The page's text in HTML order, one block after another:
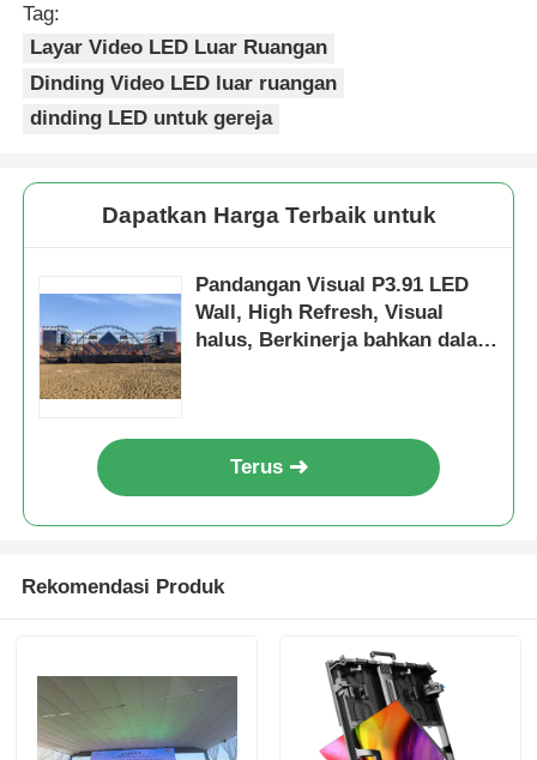
Tag:
Layar Video LED Luar Ruangan
Dinding Video LED luar ruangan
dinding LED untuk gereja
Dapatkan Harga Terbaik untuk
Pandangan Visual P3.91 LED
Wall, High Refresh, Visual
halus, Berkinerja bahkan dalam
Terus
Rekomendasi Produk